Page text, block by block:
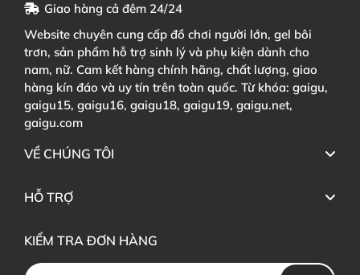
Giao hàng cả đêm 24/24
Website chuyên cung cấp đồ chơi người lớn, gel bôi
trơn, sản phẩm hỗ trợ sinh lý và phụ kiện dành cho
nam, nữ. Cam kết hàng chính hãng, chất lượng, giao
hàng kín đáo và uy tín trên toàn quốc. Từ khóa: gaigu,
gaigu15, gaigu16, gaigu18, gaigu19, gaigu.net,
gaigu.com
VỀ CHÚNG TÔI
HỖ TRỢ
KIỂM TRA ĐƠN HÀNG